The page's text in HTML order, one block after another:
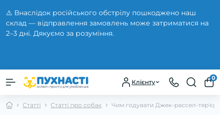
⚠️ Внаслідок російського обстрілу пошкоджено наш
склад — відправлення замовлень може затриматися на
2–3 дні. Дякуємо за розуміння.
Клієнту
0
Статті Статті про собак Чим годувати Джек-рассел-